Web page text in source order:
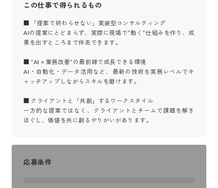
この仕事で得られるもの
■ 「提案で終わらせない」実装型コンサルティング
AIの提案にとどまらず、実際に現場で“動く”仕組みを作り、成
果を出すところまで伴走できます。
■ “AI × 業務改善”の最前線で成長できる環境
AI・自動化・データ活用など、最新の技術を実務レベルでキ
ャッチアップしながらスキルを磨けます。
■ クライアントと「共創」するワークスタイル
一方的な提案ではなく、クライアントとチームで課題を解き
ほぐし、価値を共に創るやりがいがあります。
応募条件